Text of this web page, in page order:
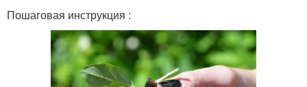
Пошаговая инструкция :